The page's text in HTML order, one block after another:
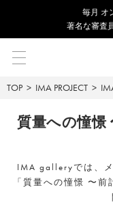
毎⽉ オ
著名な審査
TOP IMA PROJECT
質量への憧憬
IMA galleryでは、
「質量への憧憬 〜